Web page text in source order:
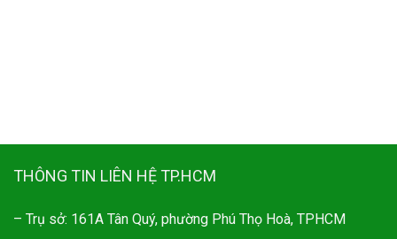
THÔNG TIN LIÊN HỆ TP.HCM
– Trụ sở: 161A Tân Quý, phường Phú Thọ Hoà, TPHCM